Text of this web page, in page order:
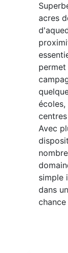
acres
écoles,
Avec
simple
dans
chance